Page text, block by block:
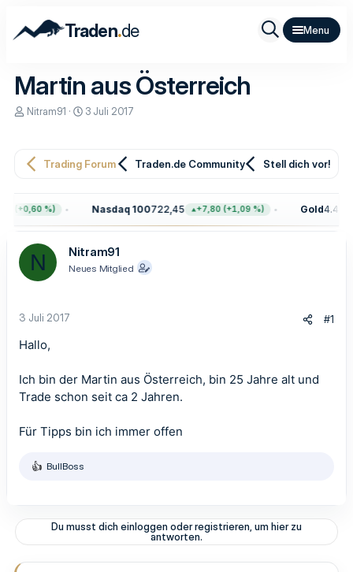
Traden.de
Martin aus Österreich
E
e
r
Nitram91
E
e
m
3 Juli 2017
Trading Forum Traden.de Community Stell dich vor!
(+0,60 %) Nasdaq 100722,45 +7,80 (+1,09 %) Gold
N Nitram91
Neues Mitglied
3 Juli 2017 #1
Hallo,
Ich bin der Martin aus Österreich, bin 25 Jahre alt und
Trade schon seit ca 2 Jahren.
Für Tipps bin ich immer offen
R
t
o
n
BullBoss
Du musst dich einloggen oder registrieren, um hier zu
antworten.